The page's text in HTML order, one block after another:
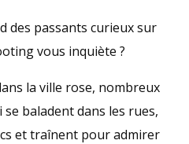
des passants curieux sur
vous inquiète ?
la ville rose, nombreux
baladent dans les rues,
et traînent pour admirer